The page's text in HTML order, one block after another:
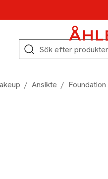
Sök
/ Ansikte / Foundation